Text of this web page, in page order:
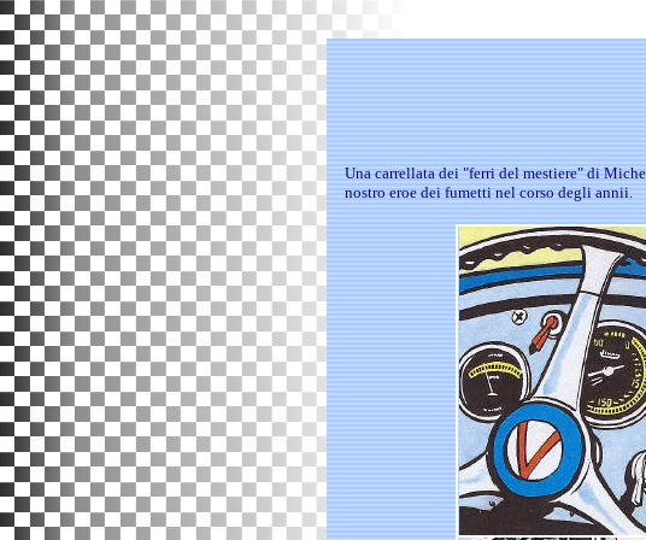
Una carrellata dei "ferri del mestiere" di
nostro eroe dei fumetti nel corso degli annii.